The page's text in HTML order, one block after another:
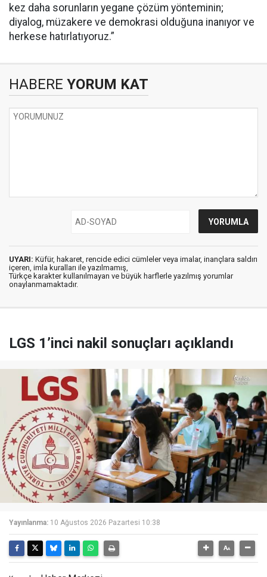
kez daha sorunların yegane çözüm yönteminin;
diyalog, müzakere ve demokrasi olduğuna inanıyor ve
herkese hatırlatıyoruz.”
HABERE YORUM KAT
UYARI: Küfür, hakaret, rencide edici cümleler veya imalar, inançlara saldırı
içeren, imla kuralları ile yazılmamış,
Türkçe karakter kullanılmayan ve büyük harflerle yazılmış yorumlar
onaylanmamaktadır.
LGS 1’inci nakil sonuçları açıklandı
Yayınlanma: 10 Ağustos 2026 Pazartesi 10:38